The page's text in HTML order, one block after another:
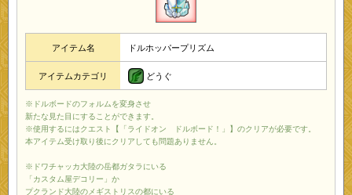
アイテム名 ドルホッパープリズム
アイテムカテゴリ どうぐ
※ドルボードのフォルムを変身させ
新たな見た目にすることができます。
※使用するにはクエスト【「ライドオン ドルボード！」】のクリアが必要です。
本アイテム受け取り後にクリアしても問題ありません。
※ドワチャッカ大陸の岳都ガタラにいる
「カスタム屋デコリー」か
プクランド大陸のメギストリスの都にいる